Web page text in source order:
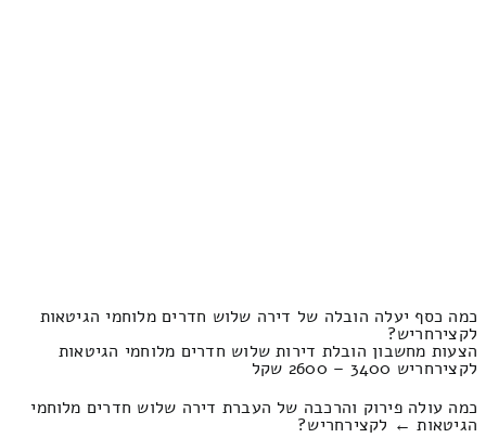
כמה כסף יעלה הובלה של דירה שלוש חדרים מלוחמי הגיטאות
לקצירחריש?
הצעות מחשבון הובלת דירות שלוש חדרים מלוחמי הגיטאות
לקצירחריש 3400 – 2600 שקל
כמה עולה פירוק והרכבה של העברת דירה שלוש חדרים מלוחמי
הגיטאות ← לקצירחריש?